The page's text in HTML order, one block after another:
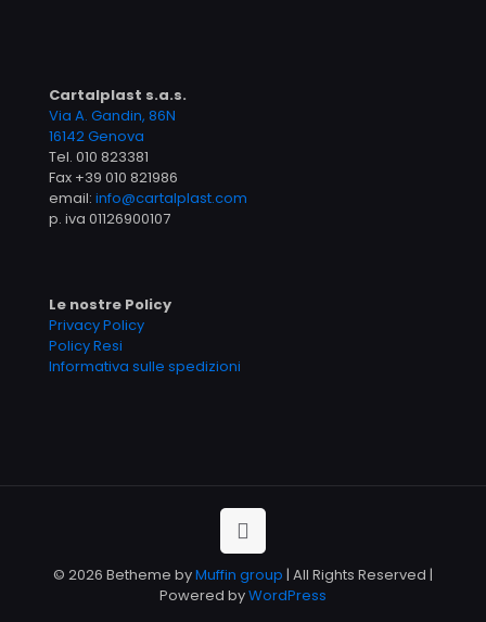
Cartalplast s.a.s.
Via A. Gandin, 86N
16142 Genova
Tel. 010 823381
Fax +39 010 821986
email: info@cartalplast.com
p. iva 01126900107
Le nostre Policy
Privacy Policy
Policy Resi
Informativa sulle spedizioni
© 2026 Betheme byMuffin group | All Rights Reserved |
Powered byWordPress